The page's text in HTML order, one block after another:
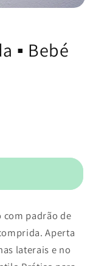
▪️ Bebé
padrão de
Aperta
laterais e no